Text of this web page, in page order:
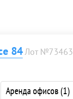
84 Лот №73463
Аренда офисов(1)